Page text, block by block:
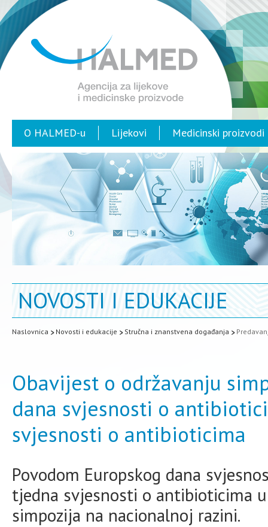
O HALMED-u Lijekovi Medicinski proizvodi
NOVOSTI I EDUKACIJE
Naslovnica Novosti i edukacije Stručna i znanstvena događanja
Obavijest o održavanju
dana svjesnosti o
svjesnosti o antibioticima
Povodom Europskog dana
tjedna svjesnosti o antibioticima
simpozija na nacionalnoj razini.